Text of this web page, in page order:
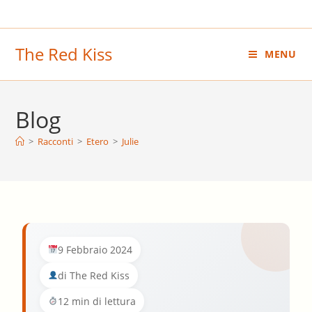
al
The Red Kiss MENU
Blog
> Racconti > Etero > Julie
9 Febbraio 2024
di The Red Kiss
12 min di lettura